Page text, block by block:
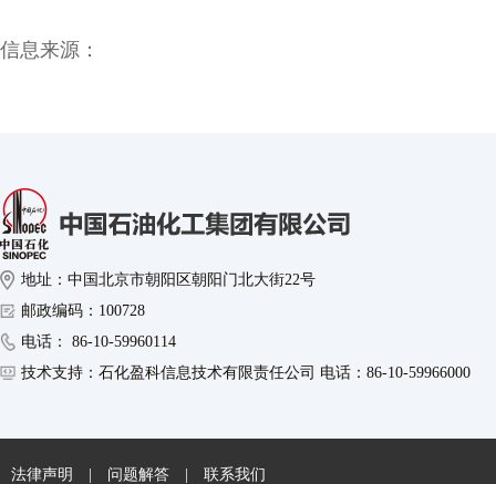
信息来源：
地址：中国北京市朝阳区朝阳门北大街22号
邮政编码：100728
电话： 86-10-59960114
技术支持：石化盈科信息技术有限责任公司 电话：86-10-59966000
法律声明 | 问题解答 | 联系我们